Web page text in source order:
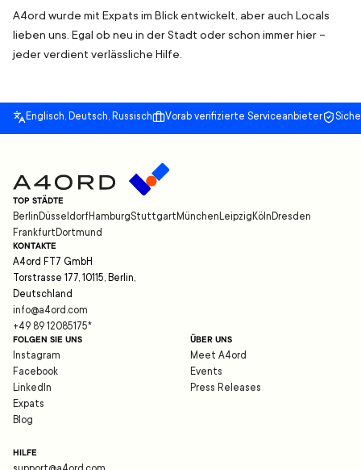
A4ord wurde mit Expats im Blick entwickelt, aber auch Locals
lieben uns. Egal ob neu in der Stadt oder schon immer hier –
jeder verdient verlässliche Hilfe.
Englisch, Deutsch, Russisch Vorab verifizierte Serviceanbieter
TOP STÄDTE
Berlin Düsseldorf HamburgStuttgart München Leipzig Köln Dresden
Frankfurt Dortmund
KONTAKTE
A4ord FT7 GmbH
Torstrasse 177, 10115, Berlin,
Deutschland
info@a4ord.com
+49 89 12085175*
FOLGEN SIE UNS
Instagram
Facebook
LinkedIn
Expats
Blog
ÜBER UNS
Meet A4ord
Events
Press Releases
HILFE